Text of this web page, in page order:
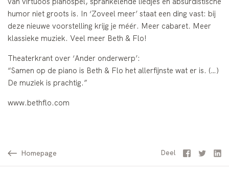
humor niet groots is. In ‘Zoveel meer’ staat een ding vast: bij
deze nieuwe voorstelling krijg je méér. Meer cabaret. Meer
klassieke muziek. Veel meer Beth & Flo!
Theaterkrant over ‘Ander onderwerp’:
“Samen op de piano is Beth & Flo het allerfijnste wat er is. (…)
De muziek is prachtig.”
www.bethflo.com
Homepage Deel Facebook
Twitter